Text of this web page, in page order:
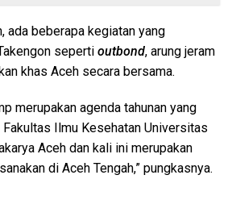
ada beberapa kegiatan yang
seperti outbond, arung jeram
khas Aceh secara bersama.
merupakan agenda tahunan yang
Ilmu Kesehatan Universitas
Aceh dan kali ini merupakan
di Aceh Tengah,” pungkasnya.